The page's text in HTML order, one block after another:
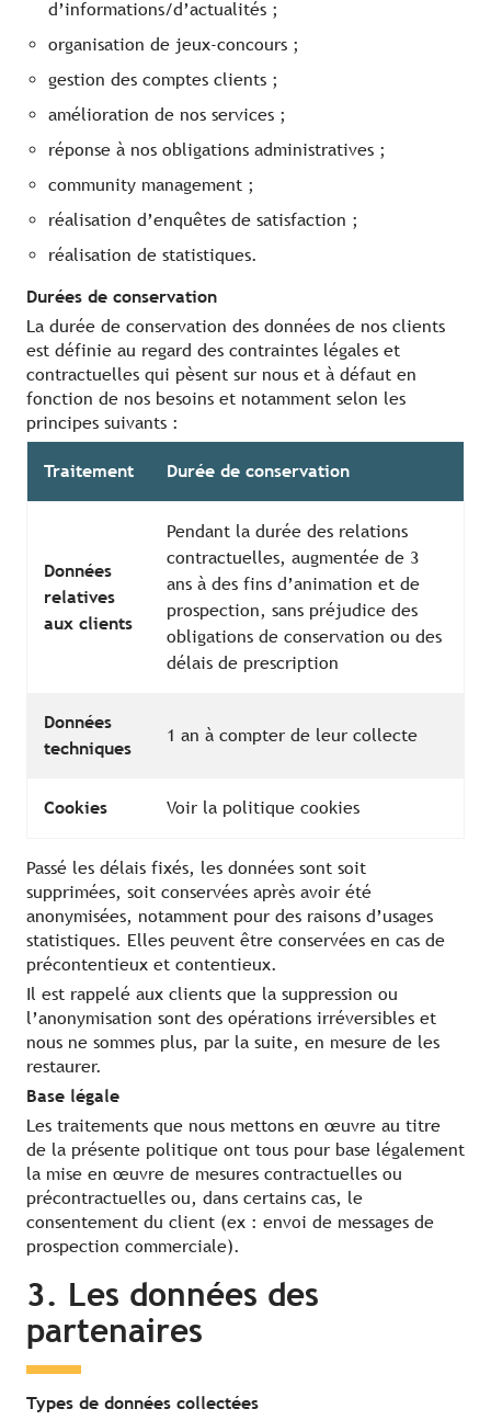
d’informations/d’actualités ;
organisation de jeux-concours ;
gestion des comptes clients ;
amélioration de nos services ;
réponse à nos obligations administratives ;
community management ;
réalisation d’enquêtes de satisfaction ;
réalisation de statistiques.
Durées de conservation
La durée de conservation des données de nos clients
est définie au regard des contraintes légales et
contractuelles qui pèsent sur nous et à défaut en
fonction de nos besoins et notamment selon les
principes suivants :
Traitement Durée de conservation
Données
relatives
aux clients
Pendant la durée des relations
contractuelles, augmentée de 3
ans à des fins d’animation et de
prospection, sans préjudice des
obligations de conservation ou des
délais de prescription
Données
techniques
1 an à compter de leur collecte
Cookies Voir la politique cookies
Passé les délais fixés, les données sont soit
supprimées, soit conservées après avoir été
anonymisées, notamment pour des raisons d’usages
statistiques. Elles peuvent être conservées en cas de
précontentieux et contentieux.
Il est rappelé aux clients que la suppression ou
l’anonymisation sont des opérations irréversibles et
nous ne sommes plus, par la suite, en mesure de les
restaurer.
Base légale
Les traitements que nous mettons en œuvre au titre
de la présente politique ont tous pour base légalement
la mise en œuvre de mesures contractuelles ou
précontractuelles ou, dans certains cas, le
consentement du client (ex : envoi de messages de
prospection commerciale).
3. Les données des
partenaires
Types de données collectées